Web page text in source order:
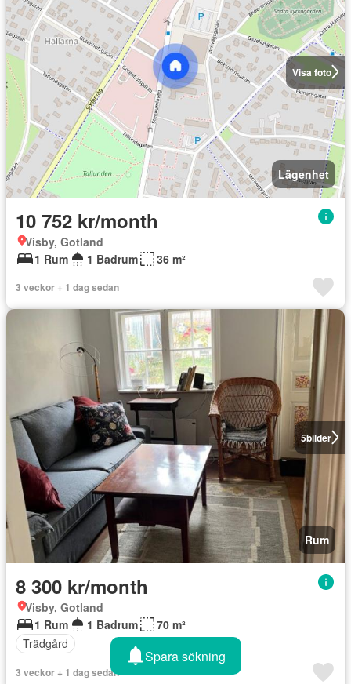
Visa foto
Lägenhet
10 752 kr/month
Visby, Gotland
1 Rum
1 Badrum 36 m²
3 veckor + 1 dag sedan
5bilder
Rum
8 300 kr/month
Visby, Gotland
1 Rum
1 Badrum
70 m²
Trädgård
3 veckor + 1 dag sedan
Spara sökning